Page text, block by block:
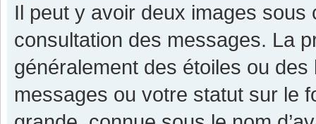
Il peut y avoir deux images sous
consultation des messages. La
généralement des étoiles ou
messages ou votre statut sur le